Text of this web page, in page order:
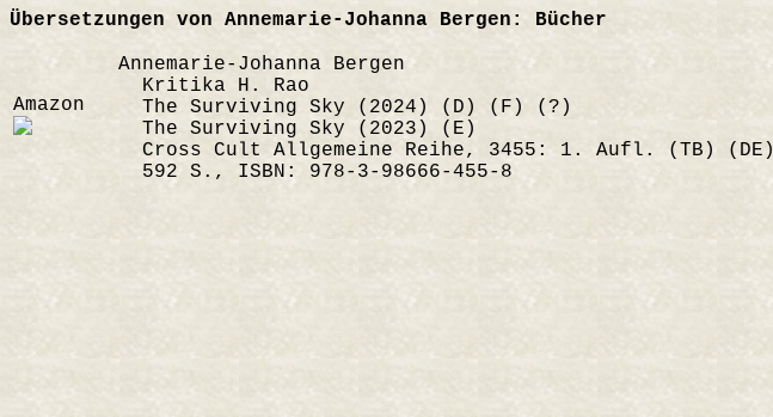
Übersetzungen von Annemarie-Johanna Bergen: Bücher
Amazon
Annemarie-Johanna Bergen
Kritika H. Rao
The Surviving Sky (2024) (D) (F) (?)
The Surviving Sky (2023) (E)
Cross Cult Allgemeine Reihe, 3455: 1. Aufl. (TB) (DE)
592 S., ISBN: 978-3-98666-455-8